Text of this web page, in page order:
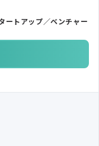
ートアップ／ベンチャー